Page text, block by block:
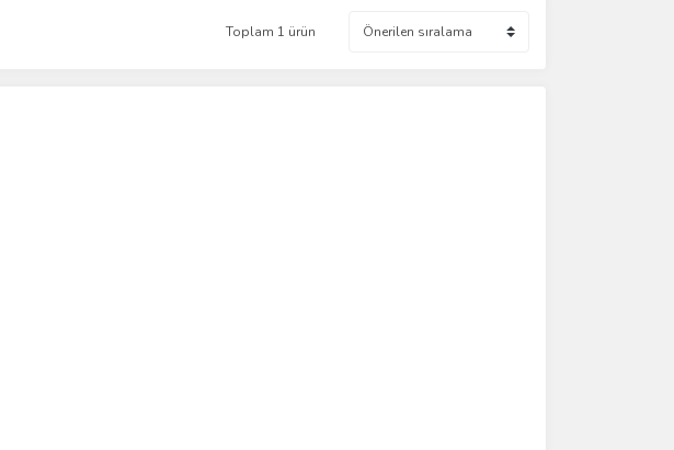
Toplam 1 ürün